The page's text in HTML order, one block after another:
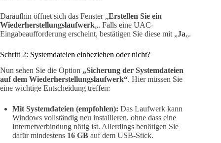
Daraufhin öffnet sich das Fenster „Erstellen Sie ein
Wiederherstellungslaufwerk„. Falls eine UAC-
Eingabeaufforderung erscheint, bestätigen Sie diese mit „Ja„.
Schritt 2: Systemdateien einbeziehen oder nicht?
Nun sehen Sie die Option „Sicherung der Systemdateien
auf dem Wiederherstellungslaufwerk“. Hier müssen Sie
eine wichtige Entscheidung treffen:
Mit Systemdateien (empfohlen): Das Laufwerk kann
Windows vollständig neu installieren, ohne dass eine
Internetverbindung nötig ist. Allerdings benötigen Sie
dafür mindestens 16 GB auf dem USB-Stick.